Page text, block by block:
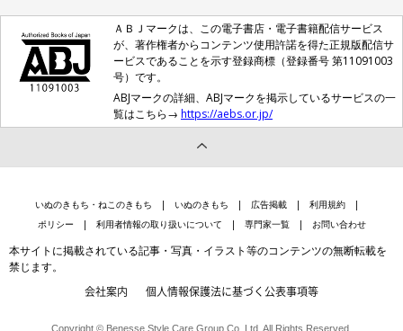
ＡＢＪマークは、この電子書店・電子書籍配信サービス
が、著作権者からコンテンツ使用許諾を得た正規版配信サ
ービスであることを示す登録商標（登録番号 第11091003
号）です。
ABJマークの詳細、ABJマークを掲示しているサービスの一
覧はこちら→ https://aebs.or.jp/
いぬのきもち・ねこのきもち いぬのきもち 広告掲載
利用規約
ポリシー
利用者情報の取り扱いについて 専門家一覧 お問い合わせ
本サイトに掲載されている記事・写真・イラスト等のコンテンツの無断転載を
禁じます。
会社案内 個人情報保護法に基づく公表事項等
Copyright © Benesse Style Care Group Co.,Ltd. All Rights Reserved.